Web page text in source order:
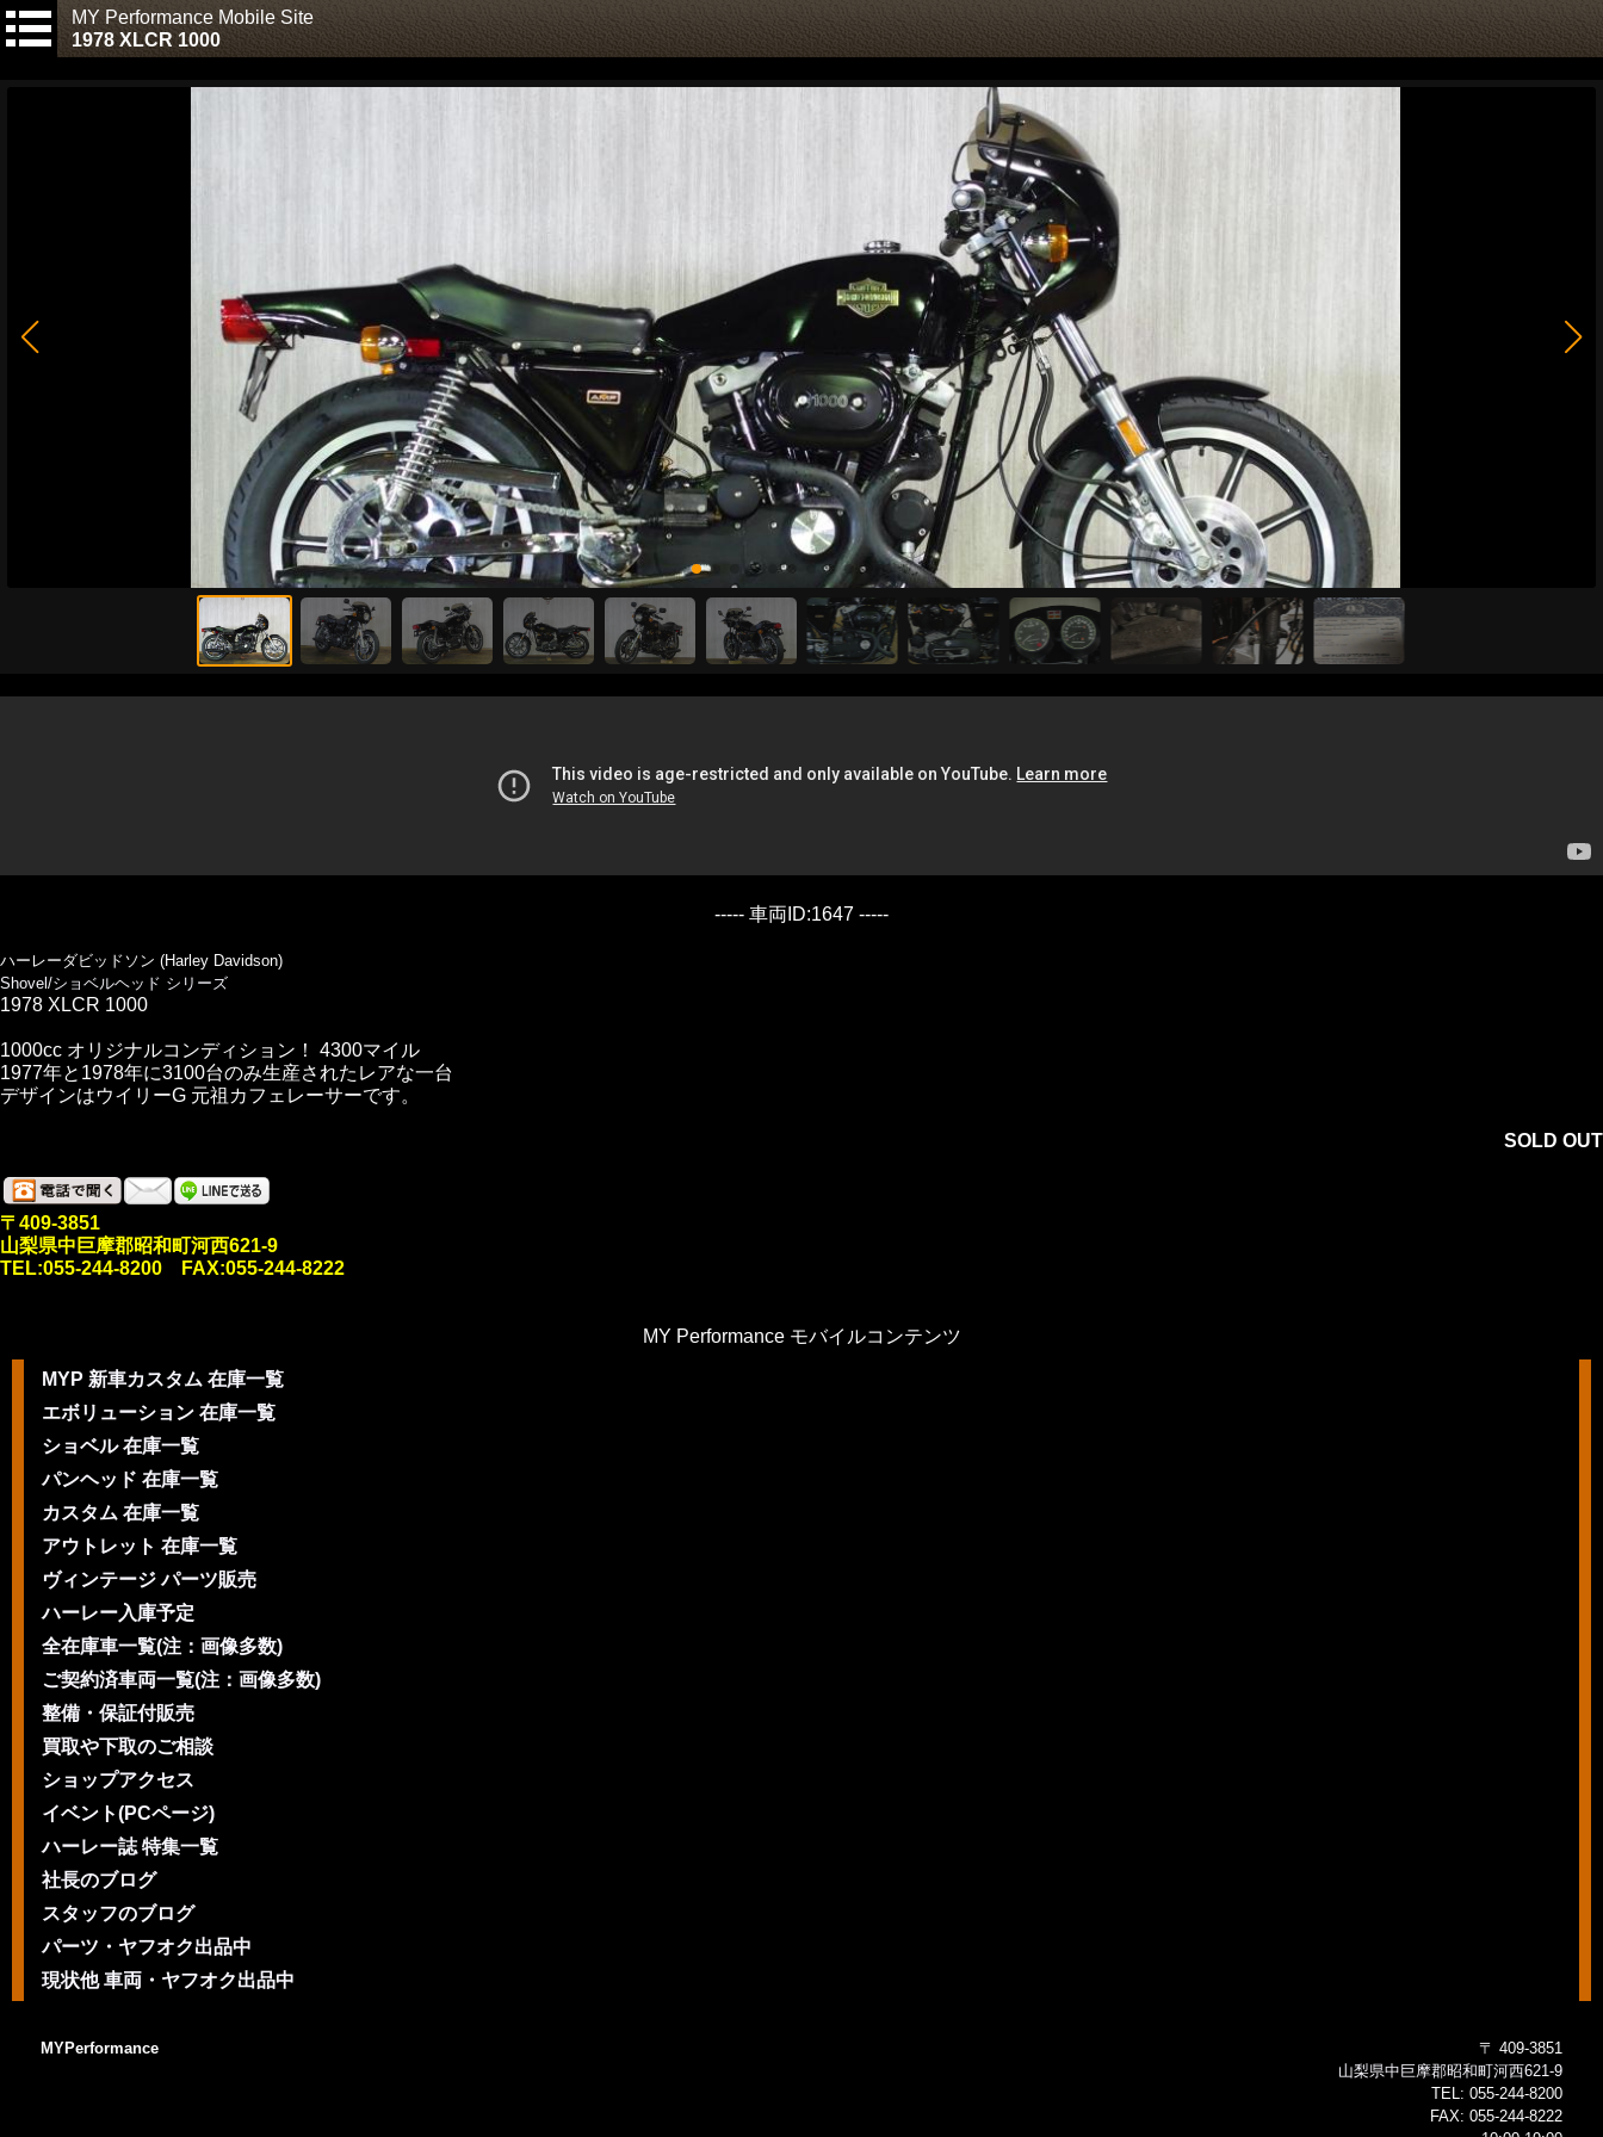
MY Performance Mobile Site
1978 XLCR 1000
----- 車両ID:1647 -----
ハーレーダビッドソン (Harley Davidson)
Shovel/ショベルヘッド シリーズ
1978 XLCR 1000
1000cc オリジナルコンディション！ 4300マイル
1977年と1978年に3100台のみ生産されたレアな一台
デザインはウイリーG 元祖カフェレーサーです。
SOLD OUT
〒409-3851
山梨県中巨摩郡昭和町河西621-9
TEL:055-244-8200 FAX:055-244-8222
MY Performance モバイルコンテンツ
MYP 新車カスタム 在庫一覧
エボリューション 在庫一覧
ショベル 在庫一覧
パンヘッド 在庫一覧
カスタム 在庫一覧
アウトレット 在庫一覧
ヴィンテージ パーツ販売
ハーレー入庫予定
全在庫車一覧(注：画像多数)
ご契約済車両一覧(注：画像多数)
整備・保証付販売
買取や下取のご相談
ショップアクセス
イベント(PCページ)
ハーレー誌 特集一覧
社長のブログ
スタッフのブログ
パーツ・ヤフオク出品中
現状他 車両・ヤフオク出品中
MYPerformance
〒 409-3851
山梨県中巨摩郡昭和町河西621-9
TEL: 055-244-8200
FAX: 055-244-8222